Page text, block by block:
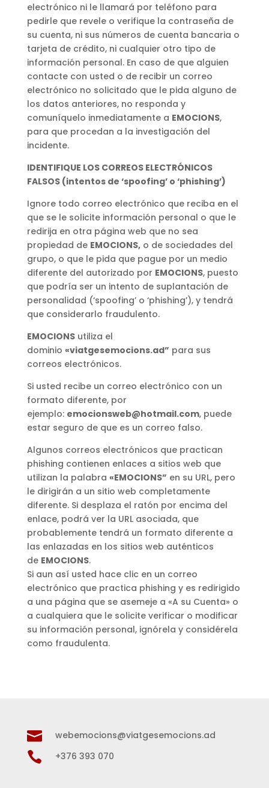
electrónico ni le llamará por teléfono para
pedirle que revele o verifique la contraseña de
su cuenta, ni sus números de cuenta bancaria o
tarjeta de crédito, ni cualquier otro tipo de
información personal. En caso de que alguien
contacte con usted o de recibir un correo
electrónico no solicitado que le pida alguno de
los datos anteriores, no responda y
comuníquelo inmediatamente a EMOCIONS,
para que procedan a la investigación del
incidente.
IDENTIFIQUE LOS CORREOS ELECTRÓNICOS
FALSOS (intentos de ‘spoofing’ o ‘phishing’)
Ignore todo correo electrónico que reciba en el
que se le solicite información personal o que le
redirija en otra página web que no sea
propiedad de EMOCIONS,o de sociedades del
grupo, o que le pida que pague por un medio
diferente del autorizado por EMOCIONS, puesto
que podría ser un intento de suplantación de
personalidad (‘spoofing’ o ‘phishing’), y tendrá
que considerarlo fraudulento.
EMOCIONSutiliza el
dominio «viatgesemocions.ad” para sus
correos electrónicos.
Si usted recibe un correo electrónico con un
formato diferente, por
ejemplo: emocionsweb@hotmail.com, puede
estar seguro de que es un correo falso.
Algunos correos electrónicos que practican
phishing contienen enlaces a sitios web que
utilizan la palabra «EMOCIONS” en su URL, pero
le dirigirán a un sitio web completamente
diferente. Si desplaza el ratón por encima del
enlace, podrá ver la URL asociada, que
probablemente tendrá un formato diferente a
las enlazadas en los sitios web auténticos
de EMOCIONS.
Si aun así usted hace clic en un correo
electrónico que practica phishing y es redirigido
a una página que se asemeje a «A su Cuenta» o
a cualquiera que le solicite verificar o modificar
su información personal, ignórela y considérela
como fraudulenta.
 webemocions@viatgesemocions.ad
 +376 393 070